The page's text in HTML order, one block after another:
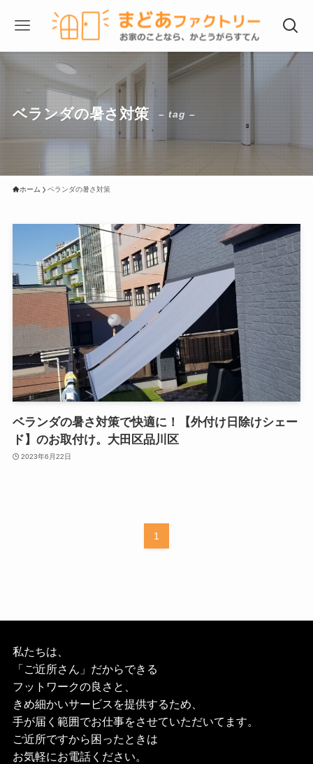
ベランダの暑さ対策 – tag –
ホーム ベランダの暑さ対策
ベランダの暑さ対策で快適に！【外付け日除けシェー
ド】のお取付け。大田区品川区
2023年6月22日
1
私たちは、
「ご近所さん」だからできる
フットワークの良さと、
きめ細かいサービスを提供するため、
手が届く範囲でお仕事をさせていただいてます。
ご近所ですから困ったときは
お気軽にお電話ください。